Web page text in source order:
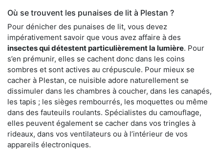
Où se trouvent les punaises de lit à Plestan ?
Pour dénicher des punaises de lit, vous devez
impérativement savoir que vous avez affaire à des
insectes qui détestent particulièrement la lumière. Pour
s’en prémunir, elles se cachent donc dans les coins
sombres et sont actives au crépuscule. Pour mieux se
cacher à Plestan, ce nuisible adore naturellement se
dissimuler dans les chambres à coucher, dans les canapés,
les tapis ; les sièges rembourrés, les moquettes ou même
dans des fauteuils roulants. Spécialistes du camouflage,
elles peuvent également se cacher dans vos tringles à
rideaux, dans vos ventilateurs ou à l’intérieur de vos
appareils électroniques.